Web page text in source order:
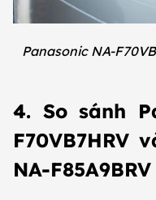
Panasonic NA-
4. So sánh
F70VB7HRV
NA-F85A9BRV